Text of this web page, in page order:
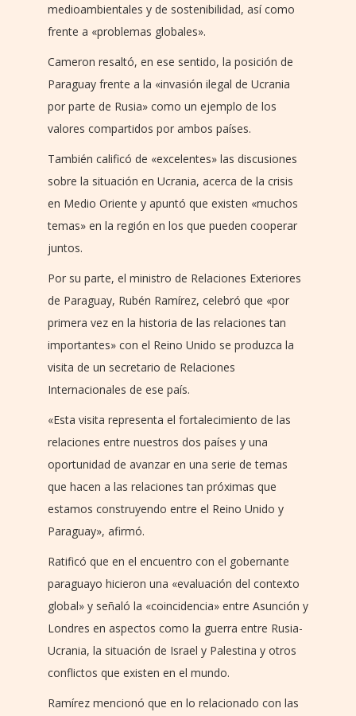
medioambientales y de sostenibilidad, así como
frente a «problemas globales».
Cameron resaltó, en ese sentido, la posición de
Paraguay frente a la «invasión ilegal de Ucrania
por parte de Rusia» como un ejemplo de los
valores compartidos por ambos países.
También calificó de «excelentes» las discusiones
sobre la situación en Ucrania, acerca de la crisis
en Medio Oriente y apuntó que existen «muchos
temas» en la región en los que pueden cooperar
juntos.
Por su parte, el ministro de Relaciones Exteriores
de Paraguay, Rubén Ramírez, celebró que «por
primera vez en la historia de las relaciones tan
importantes» con el Reino Unido se produzca la
visita de un secretario de Relaciones
Internacionales de ese país.
«Esta visita representa el fortalecimiento de las
relaciones entre nuestros dos países y una
oportunidad de avanzar en una serie de temas
que hacen a las relaciones tan próximas que
estamos construyendo entre el Reino Unido y
Paraguay», afirmó.
Ratificó que en el encuentro con el gobernante
paraguayo hicieron una «evaluación del contexto
global» y señaló la «coincidencia» entre Asunción y
Londres en aspectos como la guerra entre Rusia-
Ucrania, la situación de Israel y Palestina y otros
conflictos que existen en el mundo.
Ramírez mencionó que en lo relacionado con las